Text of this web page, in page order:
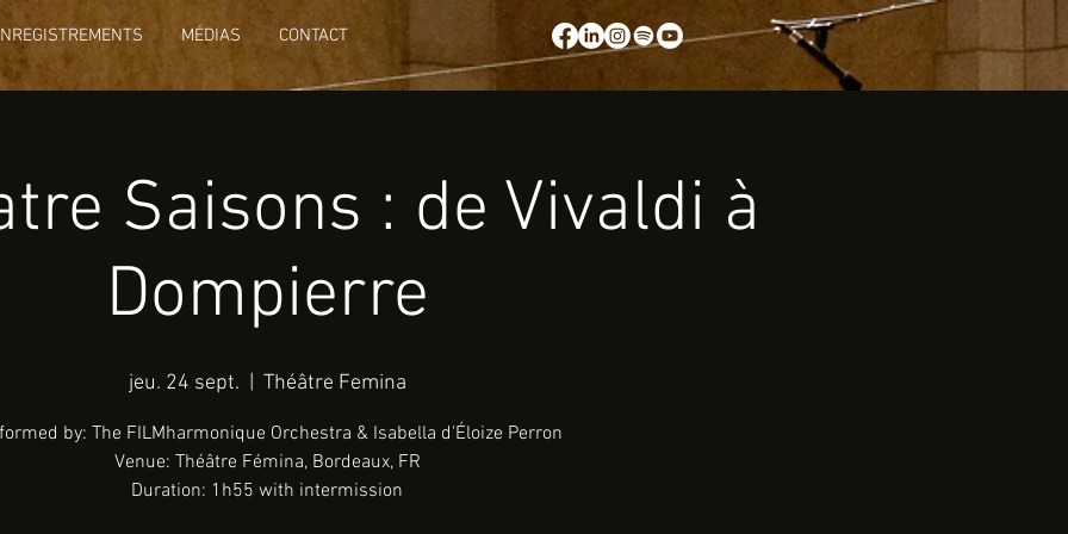
MÉDIAS CONTACT
Saisons : de Vivaldi à
Dompierre
jeu. 24 sept. Théâtre Femina
by: The FILMharmonique Orchestra & Isabella d'Éloize Perron
Venue: Théâtre Fémina, Bordeaux, FR
Duration: 1h55 with intermission